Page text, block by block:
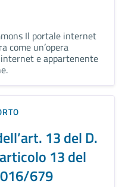
Il portale internet
come un’opera
e appartenente
13 del D.
13 del
679